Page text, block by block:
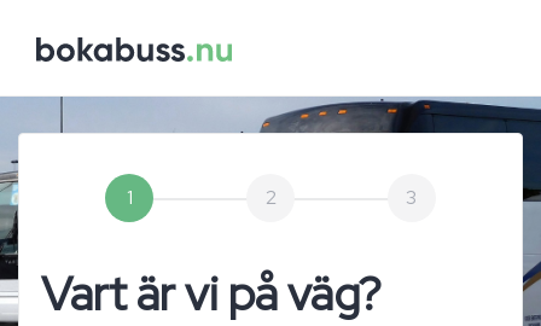
1 2 3
Vart är vi på väg?